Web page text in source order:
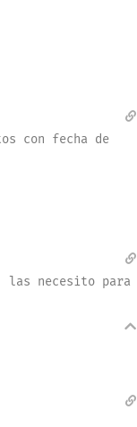
con fecha de
las necesito para